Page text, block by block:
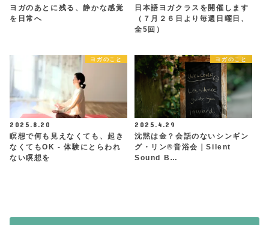
ヨガのあとに残る、静かな感覚
を日常へ
日本語ヨガクラスを開催します
（７月２６日より毎週日曜日、
全5回）
ヨガのこと
2025.8.20
瞑想で何も見えなくても、起き
なくてもOK - 体験にとらわれ
ない瞑想を
ヨガのこと
2025.4.29
沈黙は金？会話のないシンギン
グ・リン®︎音浴会｜Silent
Sound B…